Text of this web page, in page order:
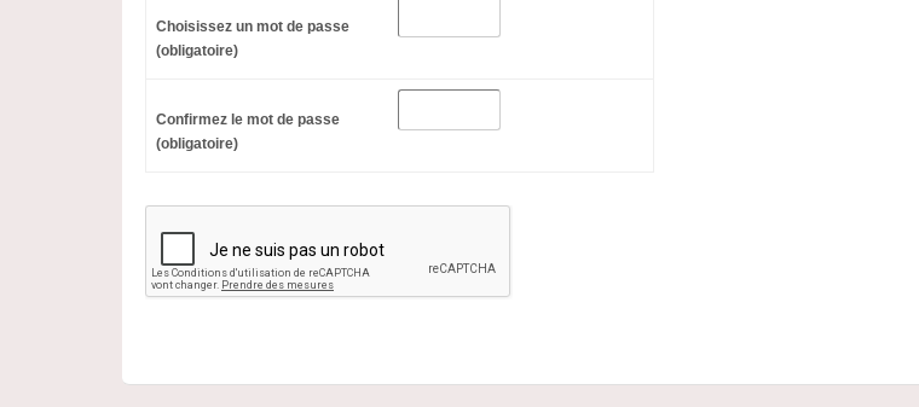
Choisissez un mot de passe
(obligatoire)
Confirmez le mot de passe
(obligatoire)